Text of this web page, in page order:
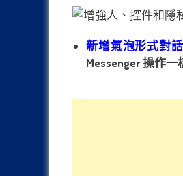
新增氣泡形式對話
Messenger 操作